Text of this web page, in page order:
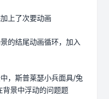
上了次要动画
的结尾动画循环，加入
，斯普莱瑟小兵面具/兔
背景中浮动的问题题